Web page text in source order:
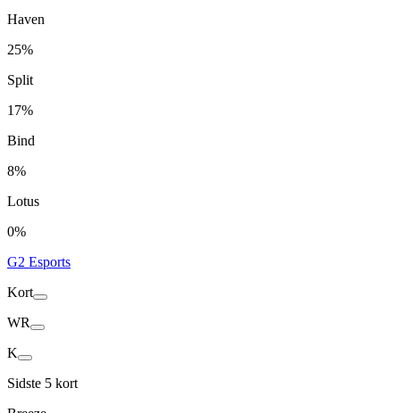
Haven
25%
Split
17%
Bind
8%
Lotus
0%
G2 Esports
Kort
WR
K
Sidste 5 kort